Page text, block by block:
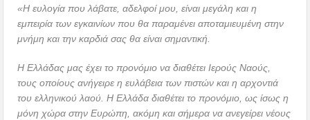
«Η ευλογία που λάβατε, αδελφοί μου, είναι μεγάλη και η
εμπειρία των εγκαινίων που θα παραμένει αποταμιευμένη στην
μνήμη και την καρδιά σας θα είναι σημαντική.
Η Ελλάδας μας έχει το προνόμιο να διαθέτει Ιερούς Ναούς,
τους οποίους ανήγειρε η ευλάβεια των πιστών και η αρχοντιά
του ελληνικού λαού. Η Ελλάδα διαθέτει το προνόμιο, ως ίσως η
μόνη χώρα στην Ευρώπη, ακόμη και σήμερα να ανεγείρει νέους